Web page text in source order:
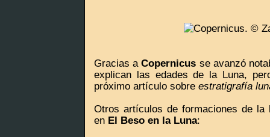
Gracias aCopernicus se avanzó
explican las edades de la Luna,
próximo artículo sobre estratigrafía
Otros artículos de formaciones de
en El Beso en la Luna: